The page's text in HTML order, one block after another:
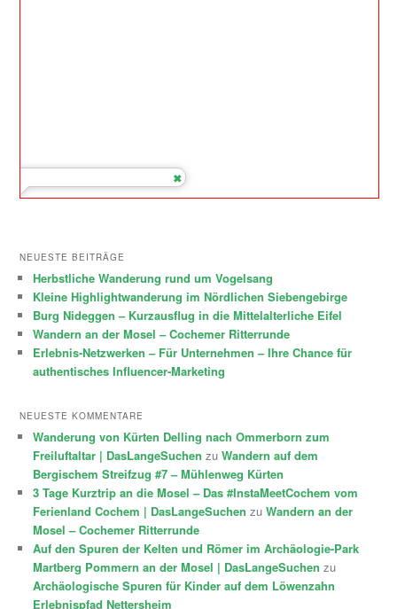
NEUESTE BEITRÄGE
Herbstliche Wanderung rund um Vogelsang
Kleine Highlightwanderung im Nördlichen Siebengebirge
Burg Nideggen – Kurzausflug in die Mittelalterliche Eifel
Wandern an der Mosel – Cochemer Ritterrunde
Erlebnis-Netzwerken – Für Unternehmen – Ihre Chance für
authentisches Influencer-Marketing
NEUESTE KOMMENTARE
Wanderung von Kürten Delling nach Ommerborn zum
Freiluftaltar | DasLangeSuchen zuWandern auf dem
Bergischem Streifzug #7 – Mühlenweg Kürten
3 Tage Kurztrip an die Mosel – Das #InstaMeetCochem vom
Ferienland Cochem | DasLangeSuchen zuWandern an der
Mosel – Cochemer Ritterrunde
Auf den Spuren der Kelten und Römer im Archäologie-Park
Martberg Pommern an der Mosel | DasLangeSuchen zu
Archäologische Spuren für Kinder auf dem Löwenzahn
Erlebnispfad Nettersheim